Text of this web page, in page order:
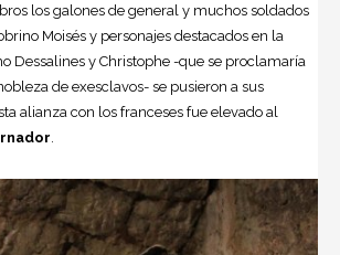
los galones de general y muchos soldados
Moisés y personajes destacados en la
Dessalines y Christophe -que se proclamaría
de exesclavos- se pusieron a sus
alianza con los franceses fue elevado al